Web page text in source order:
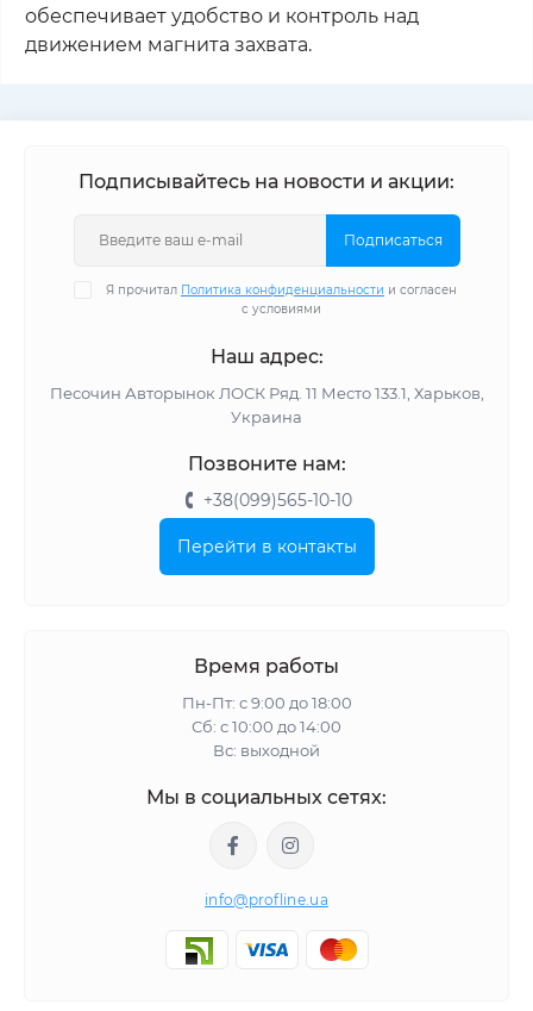
обеспечивает удобство и контроль над
движением магнита захвата.
Подписывайтесь на новости и акции:
Подписаться
Я прочитал Политика конфиденциальности и согласен
с условиями
Наш адрес:
Песочин Авторынок ЛОСК Ряд. 11 Место 133.1, Харьков,
Украина
Позвоните нам:
+38(099)565-10-10
Перейти в контакты
Время работы
Пн-Пт: с 9:00 до 18:00
Сб: с 10:00 до 14:00
Вс: выходной
Мы в социальных сетях:
info@profline.ua